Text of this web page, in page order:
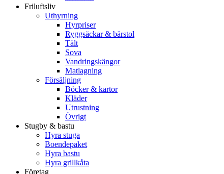
Friluftsliv
Uthyrning
Hyrpriser
Ryggsäckar & bärstol
Tält
Sova
Vandringskängor
Matlagning
Försäljning
Böcker & kartor
Kläder
Utrustning
Övrigt
Stugby & bastu
Hyra stuga
Boendepaket
Hyra bastu
Hyra grillkåta
Företag